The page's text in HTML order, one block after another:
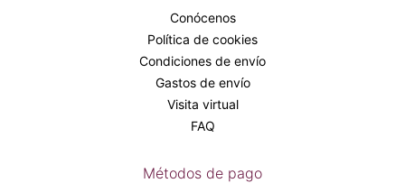
Conócenos
Política de cookies
Condiciones de envío
Gastos de envío
Visita virtual
FAQ
Métodos de pago